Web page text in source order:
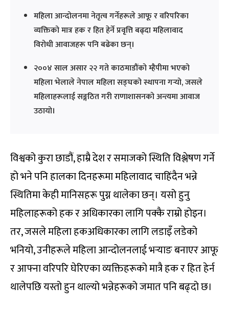
महिला आन्दोलनमा नेतृत्व गर्नेहरूले आफू र वरिपरिका
व्यक्तिको मात्र हक र हित हेर्ने प्रवृत्ति बढ्दा महिलावाद
विरोधी आवाजहरू पनि बढेका छन्।
२००४ साल असार २२ गते काठमाडौंको म्हैपीमा भएको
महिला भेलाले नेपाल महिला सङ्घको स्थापना गर्‍यो, जसले
महिलाहरूलाई सङ्गठित गरी राणाशासनको अन्त्यमा आवाज
उठायो।
विश्वको कुरा छाडौं, हाम्रै देश र समाजको स्थिति विश्लेषण गर्ने
हो भने पनि हालका दिनहरूमा महिलावाद चाहिंदैन भन्ने
स्थितिमा केही मानिसहरू पुग्न थालेका छन्। यसो हुनु
महिलाहरूको हक र अधिकारका लागि पक्कै राम्रो होइन।
तर, जसले महिला हकअधिकारका लागि लडाइँ लडेको
भनियो, उनीहरूले महिला आन्दोलनलाई भर्‍याङ बनाएर आफू
र आफ्ना वरिपरि घेरिएका व्यक्तिहरूको मात्रै हक र हित हेर्न
थालेपछि यस्तो हुन थाल्यो भन्नेहरूको जमात पनि बढ्दो छ।